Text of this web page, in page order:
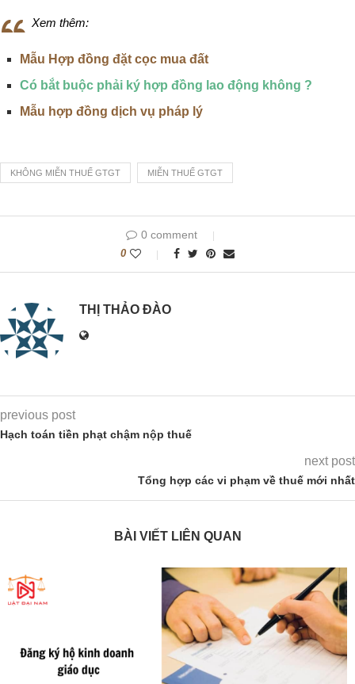
Xem thêm:
Mẫu Hợp đồng đặt cọc mua đất
Có bắt buộc phải ký hợp đồng lao động không ?
Mẫu hợp đồng dịch vụ pháp lý
KHÔNG MIỄN THUẾ GTGT MIỄN THUẾ GTGT
0 comment
0
THỊ THẢO ĐÀO
previous post
Hạch toán tiền phạt chậm nộp thuế
next post
Tổng hợp các vi phạm về thuế mới nhất
BÀI VIẾT LIÊN QUAN